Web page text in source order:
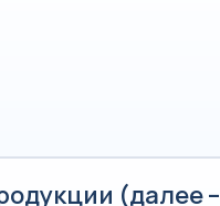
(далее –